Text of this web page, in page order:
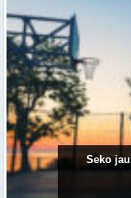
Sporta vakari kļūst par
Seko